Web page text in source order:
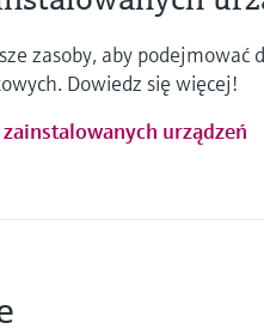
zasoby, aby podejmować
Dowiedz się więcej!
urządzeń